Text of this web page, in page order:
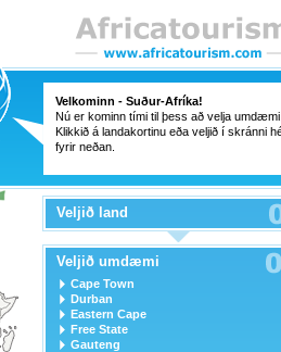
Velkominn - Suður-Afríka!
Nú er kominn tími til þess að velja umdæmi.
Klikkið á landakortinu eða veljið í skránni
fyrir neðan.
Veljið land
Veljið umdæmi
Cape Town
Durban
Eastern Cape
Free State
Gauteng